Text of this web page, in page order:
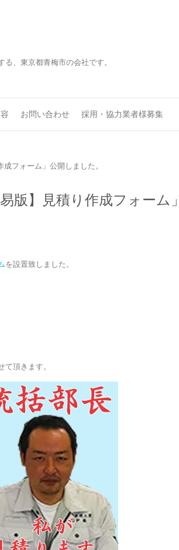
、東京都青梅市の会社です。
お問い合わせ 採用・協力業者様募集
フォーム」公開しました。
版】見積り作成フォーム
を設置致しました。
頂きます。